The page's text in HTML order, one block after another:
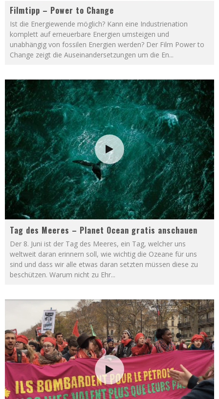
Filmtipp – Power to Change
Ist die Energiewende möglich? Kann eine Industrienation
komplett auf erneuerbare Energien umsteigen und
unabhängig von fossilen Energien werden? Der Film Power to
Change zeigt die Auseinandersetzungen um die En...
Tag des Meeres – Planet Ocean gratis anschauen
Der 8. Juni ist der Tag des Meeres, ein Tag, welcher uns
weltweit daran erinnern soll, wie wichtig die Ozeane für uns
sind und dass wir alle etwas daran setzten müssen diese zu
beschützen. Warum nicht zu Ehr...